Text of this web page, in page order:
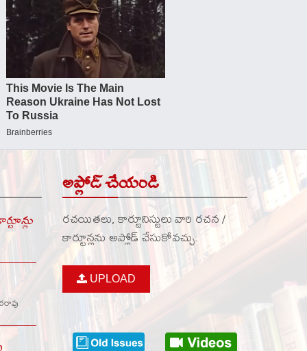
అప్లోడ్ చేయండి
రచయితలు, కార్టూనిస్టులు వారి రచన /
కార్టూన్లను అప్లోడ్ చేసుకోవచ్చు.
UPLOAD